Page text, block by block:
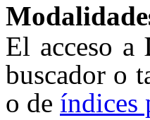
El acceso a
buscador o
o de índices